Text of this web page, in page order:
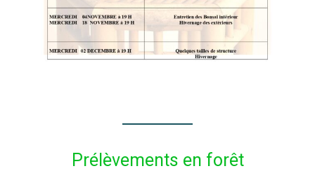
Prélèvements en forêt